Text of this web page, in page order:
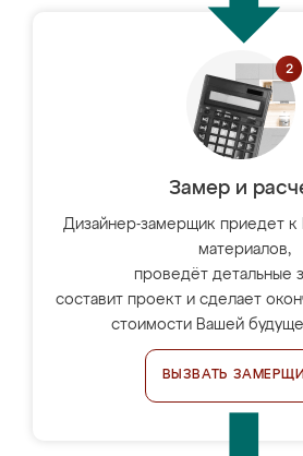
Замер и
Дизайнер-замерщик приедет к
материалов,
проведёт детальные
составит проект и сделает
стоимости Вашей
ВЫЗВАТЬ